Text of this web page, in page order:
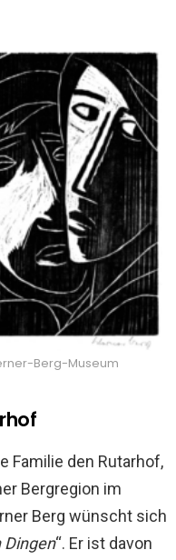
Berg-Museum
Familie den Rutarhof,
Bergregion im
Berg wünscht sich
Dingen“. Er ist davon